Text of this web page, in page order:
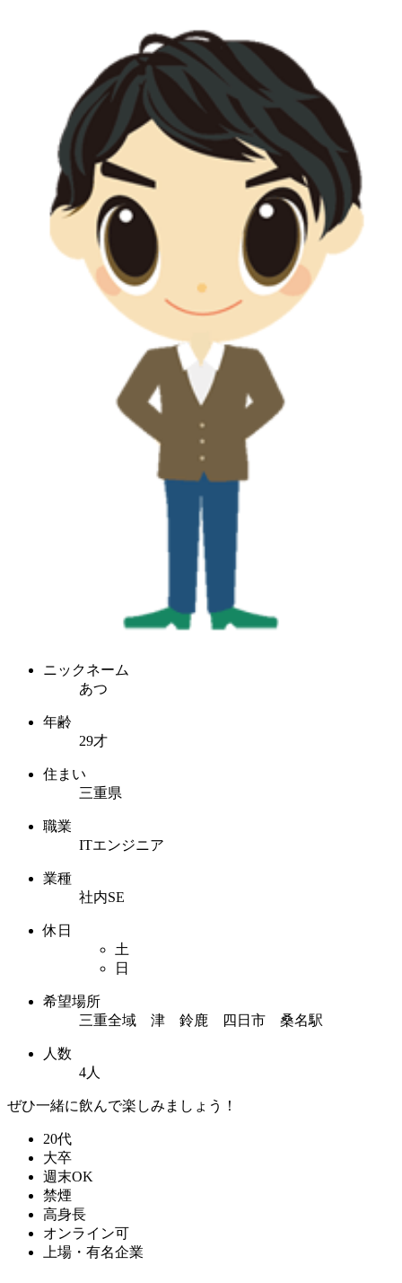
ニックネーム
あつ
年齢
29才
住まい
三重県
職業
ITエンジニア
業種
社内SE
休日
土
日
希望場所
三重全域 津 鈴鹿 四日市 桑名駅
人数
4人
ぜひ一緒に飲んで楽しみましょう！
20代
大卒
週末OK
禁煙
高身長
オンライン可
上場・有名企業